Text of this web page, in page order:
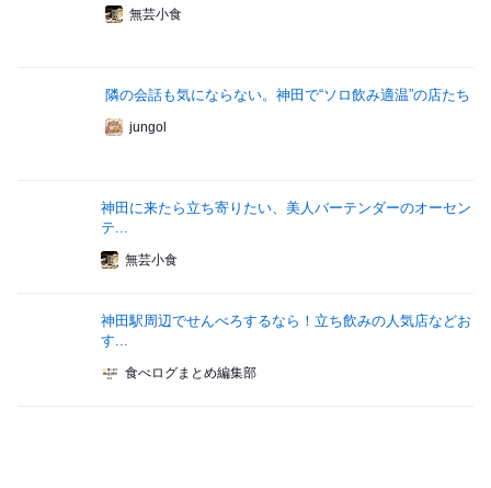
無芸小食
隣の会話も気にならない。神田で“ソロ飲み適温”の店たち
jungol
神田に来たら立ち寄りたい、美人バーテンダーのオーセン
テ...
無芸小食
神田駅周辺でせんべろするなら！立ち飲みの人気店などお
す...
食べログまとめ編集部